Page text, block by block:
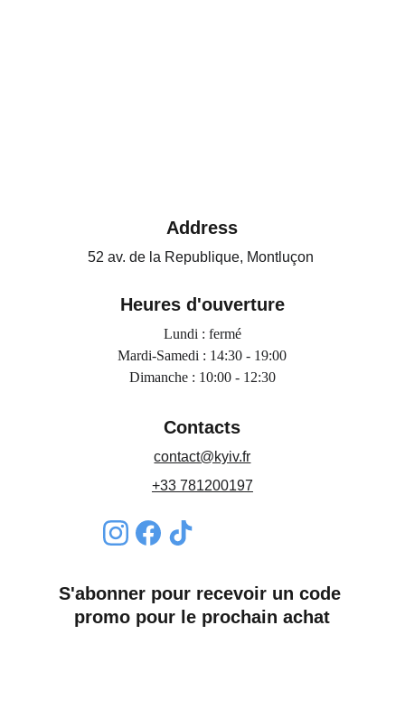
Address
52 av. de la Republique, Montluçon
Contacts
contact@kyiv.fr
+33 781200197
S'abonner pour recevoir un code
promo pour le prochain achat
Heures d'ouverture
Lundi : fermé
Mardi-Samedi : 14:30 - 19:00
Dimanche : 10:00 - 12:30